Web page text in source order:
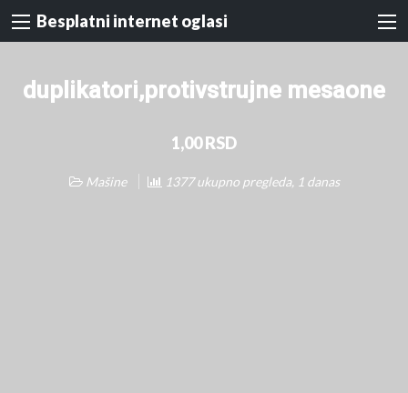
Besplatni internet oglasi
duplikatori,protivstrujne mesaone
1,00 RSD
Mašine 1377 ukupno pregleda, 1 danas